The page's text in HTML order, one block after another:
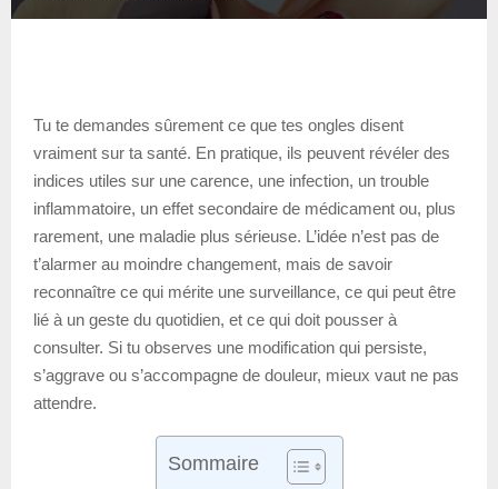
Tu te demandes sûrement ce que tes ongles disent
vraiment sur ta santé. En pratique, ils peuvent révéler des
indices utiles sur une carence, une infection, un trouble
inflammatoire, un effet secondaire de médicament ou, plus
rarement, une maladie plus sérieuse. L’idée n’est pas de
t’alarmer au moindre changement, mais de savoir
reconnaître ce qui mérite une surveillance, ce qui peut être
lié à un geste du quotidien, et ce qui doit pousser à
consulter. Si tu observes une modification qui persiste,
s’aggrave ou s’accompagne de douleur, mieux vaut ne pas
attendre.
Sommaire